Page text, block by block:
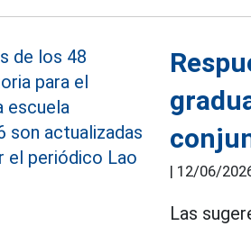
| 12/06/
Las